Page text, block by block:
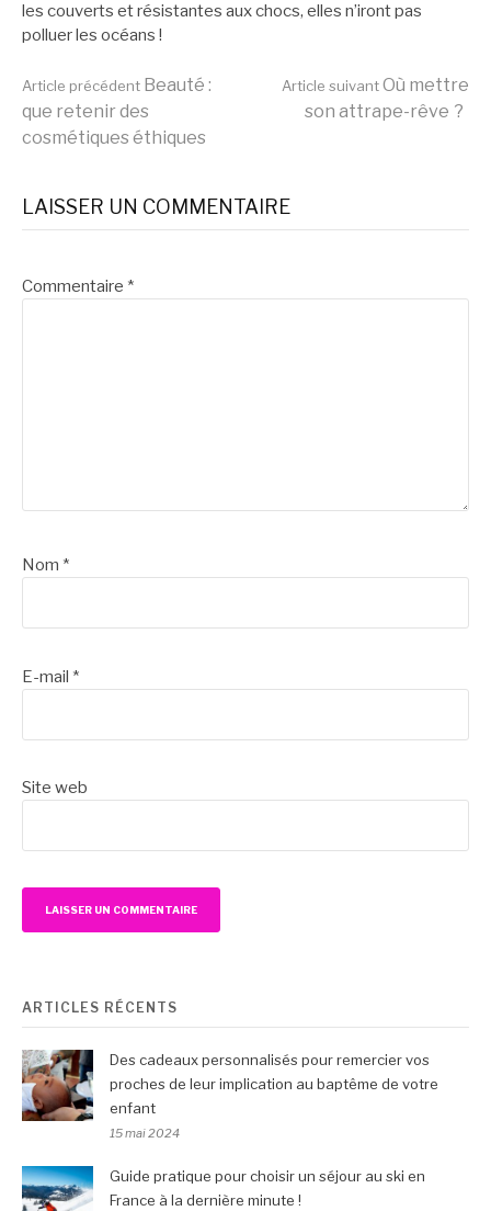
les couverts et résistantes aux chocs, elles n’iront pas
polluer les océans !
Lire
suite
Article précédent Beauté :
que retenir des
cosmétiques éthiques
Article suivantOù mettre
son attrape-rêve ?
LAISSER UN COMMENTAIRE
Commentaire *
Nom *
E-mail *
Site web
ARTICLES RÉCENTS
Des cadeaux personnalisés pour remercier vos
proches de leur implication au baptême de votre
enfant
15 mai 2024
Guide pratique pour choisir un séjour au ski en
France à la dernière minute !